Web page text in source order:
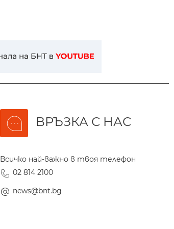
ВРЪЗКА С НАС
Всичко най-важно в твоя телефон
02 814 2100
news@bnt.bg